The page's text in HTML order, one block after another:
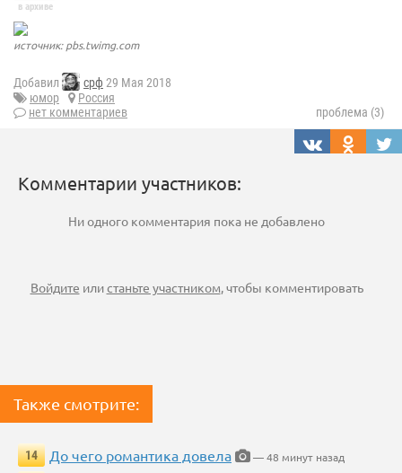
в архиве
источник: pbs.twimg.com
Добавил срф 29 Мая 2018
юмор
Россия
нет комментариев
проблема (3)
Комментарии участников:
Ни одного комментария пока не добавлено
Войдите илистаньте участником, чтобы комментировать
Также смотрите:
14 До чего романтика довела
— 48 минут назад